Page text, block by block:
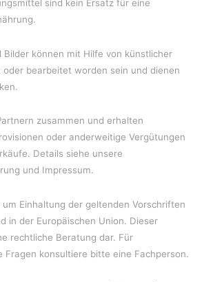
sind kein Ersatz für eine
Bilder können mit Hilfe von künstlicher
bearbeitet worden sein und dienen
zusammen und erhalten
oder anderweitige Vergütungen
Details siehe unsere
und Impressum.
Einhaltung der geltenden Vorschriften
in der Europäischen Union. Dieser
rechtliche Beratung dar. Für
Fragen konsultiere bitte eine Fachperson.